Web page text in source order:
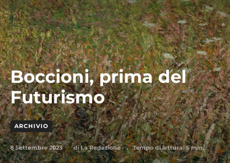
Boccioni, prima del
Futurismo
ARCHIVIO
8 Settembre 2023 di La Redazione Tempo di lettura:5min.